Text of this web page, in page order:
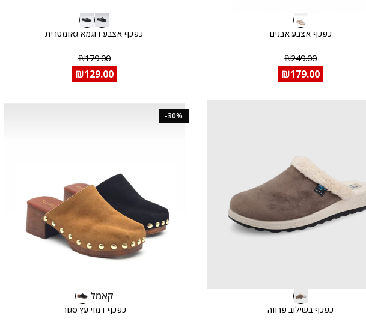
כפכף אצבע אבנים
₪249.00
₪179.00
כפכף אצבע דוגמא גאומטרית
₪179.00
₪129.00
כפכף בשילוב פרווה
-30%
קאמל
כפכף דמוי עץ סגור